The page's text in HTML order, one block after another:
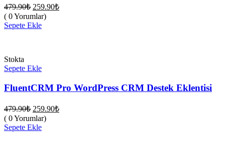
479.90₺ Orijinal
fiyat:
479.90₺.
259.90₺Şu
( 0 Yorumlar)
Sepete Ekle
Stokta
Sepete Ekle
FluentCRM Pro WordPress CRM Destek Eklentisi
479.90₺ Orijinal
fiyat:
479.90₺.
259.90₺Şu
( 0 Yorumlar)
Sepete Ekle